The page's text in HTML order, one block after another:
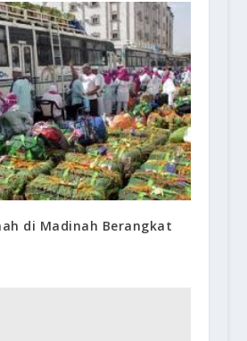
di Madinah Berangkat